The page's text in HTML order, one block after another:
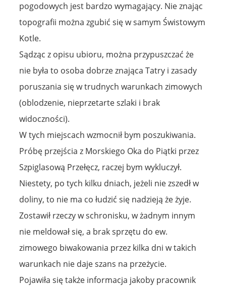
pogodowych jest bardzo wymagający. Nie znając
topografii można zgubić się w samym Świstowym
Kotle.
Sądząc z opisu ubioru, można przypuszczać że
nie była to osoba dobrze znająca Tatry i zasady
poruszania się w trudnych warunkach zimowych
(oblodzenie, nieprzetarte szlaki i brak
widoczności).
W tych miejscach wzmocnił bym poszukiwania.
Próbę przejścia z Morskiego Oka do Piątki przez
Szpiglasową Przełęcz, raczej bym wykluczył.
Niestety, po tych kilku dniach, jeżeli nie zszedł w
doliny, to nie ma co łudzić się nadzieją że żyje.
Zostawił rzeczy w schronisku, w żadnym innym
nie meldował się, a brak sprzętu do ew.
zimowego biwakowania przez kilka dni w takich
warunkach nie daje szans na przeżycie.
Pojawiła się także informacja jakoby pracownik